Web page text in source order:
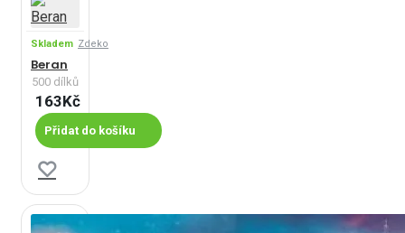
Skladem Zdeko
Beran
500 dílků
163Kč
Přidat do košíku